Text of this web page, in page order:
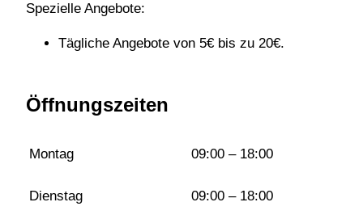
Spezielle Angebote:
Tägliche Angebote von 5€ bis zu 20€.
Öffnungszeiten
Montag 09:00 – 18:00
Dienstag 09:00 – 18:00